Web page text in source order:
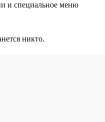
и специальное меню
никто.